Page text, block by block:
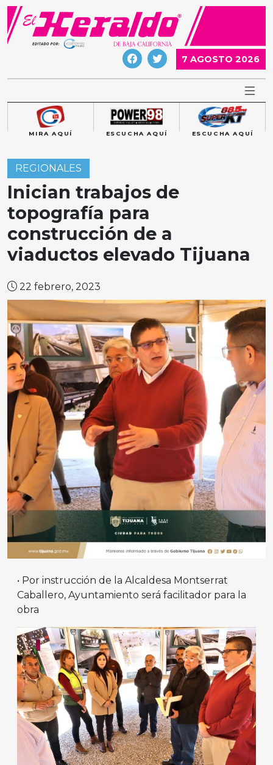
Skip
content
7 AGOSTO 2026
MIRA AQUÍ ESCUCHA AQUÍ ESCUCHA AQUÍ
REGIONALES
Inician trabajos de
topografía para
construcción de a
viaductos elevado Tijuana
22 febrero, 2023
• Por instrucción de la Alcaldesa Montserrat
Caballero, Ayuntamiento será facilitador para la
obra